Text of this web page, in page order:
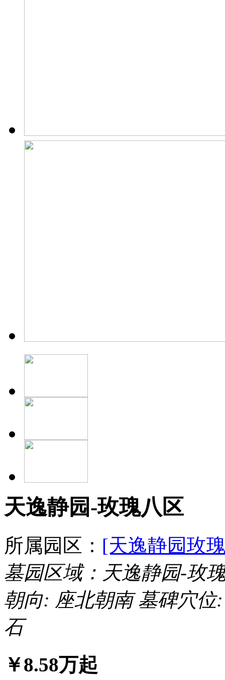
天逸静园-玫瑰八区
所属园区： [天逸静园玫
墓园区域：天逸静园-玫
朝向: 座北朝南 墓碑穴
石
￥8.58万起